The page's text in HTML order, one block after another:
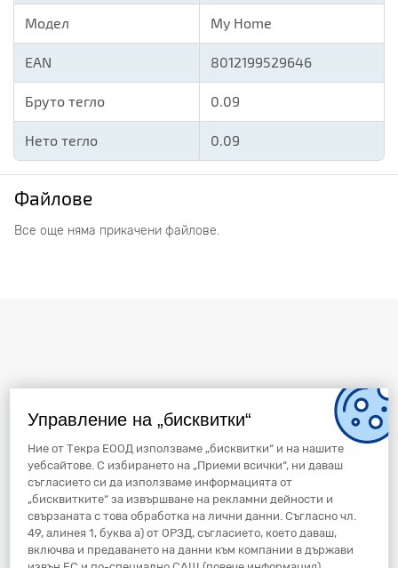
Управление на „бисквитки“
Ние от Текра ЕООД използваме „бисквитки“ и на нашите
уебсайтове. С избирането на „Приеми всички“, ни даваш
съгласието си да използваме информацията от
„бисквитките“ за извършване на рекламни дейности и
свързаната с това обработка на лични данни. Съгласно чл.
49, алинея 1, буква а) от ОРЗД, съгласието, което даваш,
включва и предаването на данни към компании в държави
Модел My Home
EAN 8012199529646
Бруто тегло 0.09
Нето тегло 0.09
Файлове
Все още няма прикачени файлове.